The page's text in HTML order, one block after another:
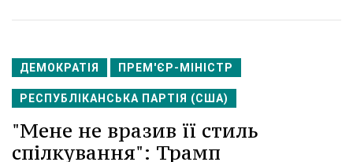
ДЕМОКРАТІЯ ПРЕМ'ЄР-МІНІСТР
РЕСПУБЛІКАНСЬКА ПАРТІЯ (США)
"Мене не вразив її стиль
спілкування": Трамп